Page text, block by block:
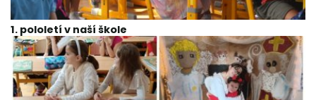
1. pololetí v naší škole